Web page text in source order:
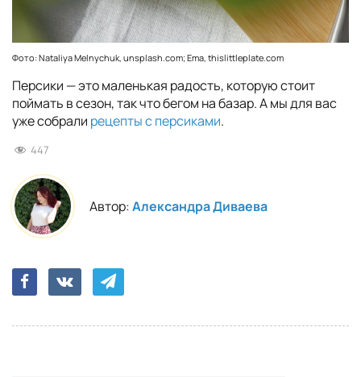
Фото: Nataliya Melnychuk, unsplash.com; Ema, thislittleplate.com
Персики — это маленькая радость, которую стоит
поймать в сезон, так что бегом на базар. А мы для вас
уже собрали рецепты с персиками.
447
Автор:Александра Диваева